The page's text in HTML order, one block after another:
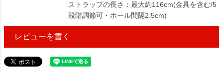
ストラップの長さ：最大約116cm(金具を含む/5
段階調節可・ホール間隔2.5cm)
レビューを書く